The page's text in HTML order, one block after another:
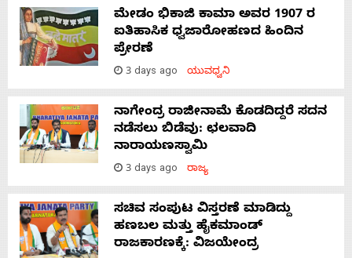
ಮೇಡಂ ಭಿಕಾಜಿ ಕಾಮಾ ಅವರ 1907 ರ
ಐತಿಹಾಸಿಕ ಧ್ವಜಾರೋಹಣದ ಹಿಂದಿನ
ಪ್ರೇರಣೆ
3 days ago ಯುವಧ್ವನಿ
ನಾಗೇಂದ್ರ ರಾಜೀನಾಮೆ ಕೊಡದಿದ್ದರೆ ಸದನ
ನಡೆಸಲು ಬಿಡೆವು: ಛಲವಾದಿ
ನಾರಾಯಣಸ್ವಾಮಿ
3 days ago ರಾಜ್ಯ
ಸಚಿವ ಸಂಪುಟ ವಿಸ್ತರಣೆ ಮಾಡಿದ್ದು
ಹಣಬಲ ಮತ್ತು ಹೈಕಮಾಂಡ್
ರಾಜಕಾರಣಕ್ಕೆ: ವಿಜಯೇಂದ್ರ